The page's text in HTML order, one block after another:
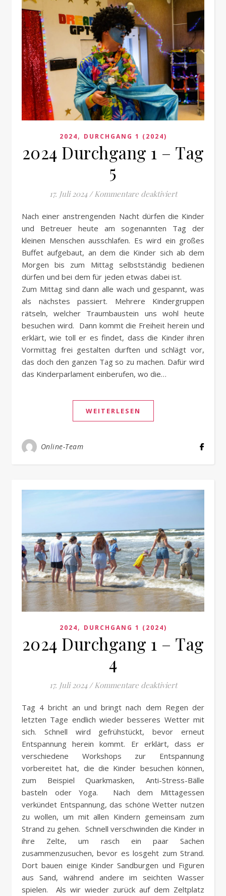
2024, DURCHGANG 1 (2024)
2024 Durchgang 1 – Tag
5
17. Juli 2024 / Kommentare deaktiviertfür 2024
Nach einer anstrengenden Nacht dürfen die Kinder
und Betreuer heute am sogenannten Tag der
kleinen Menschen ausschlafen. Es wird ein großes
Buffet aufgebaut, an dem die Kinder sich ab dem
Morgen bis zum Mittag selbstständig bedienen
dürfen und bei dem für jeden etwas dabei ist.
Zum Mittag sind dann alle wach und gespannt, was
als nächstes passiert. Mehrere Kindergruppen
rätseln, welcher Traumbaustein uns wohl heute
besuchen wird. Dann kommt die Freiheit herein und
erklärt, wie toll er es findet, dass die Kinder ihren
Vormittag frei gestalten durften und schlägt vor,
das doch den ganzen Tag so zu machen. Dafür wird
das Kinderparlament einberufen, wo die…
WEITERLESEN
Online-Team
2024, DURCHGANG 1 (2024)
2024 Durchgang 1 – Tag
4
17. Juli 2024 / Kommentare deaktiviertfür 2024
Tag 4 bricht an und bringt nach dem Regen der
letzten Tage endlich wieder besseres Wetter mit
sich. Schnell wird gefrühstückt, bevor erneut
Entspannung herein kommt. Er erklärt, dass er
verschiedene Workshops zur Entspannung
vorbereitet hat, die die Kinder besuchen können,
zum Beispiel Quarkmasken, Anti-Stress-Bälle
basteln oder Yoga. Nach dem Mittagessen
verkündet Entspannung, das schöne Wetter nutzen
zu wollen, um mit allen Kindern gemeinsam zum
Strand zu gehen. Schnell verschwinden die Kinder in
ihre Zelte, um rasch ein paar Sachen
zusammenzusuchen, bevor es losgeht zum Strand.
Dort bauen einige Kinder Sandburgen und Figuren
aus Sand, während andere im seichten Wasser
spielen. Als wir wieder zurück auf dem Zeltplatz